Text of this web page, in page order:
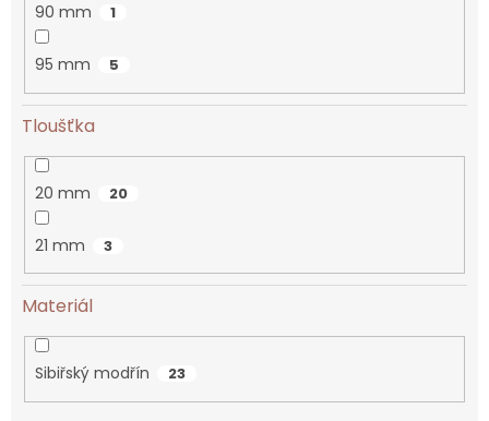
90 mm 1
95 mm 5
Tloušťka
20 mm 20
21 mm 3
Materiál
Sibiřský modřín 23